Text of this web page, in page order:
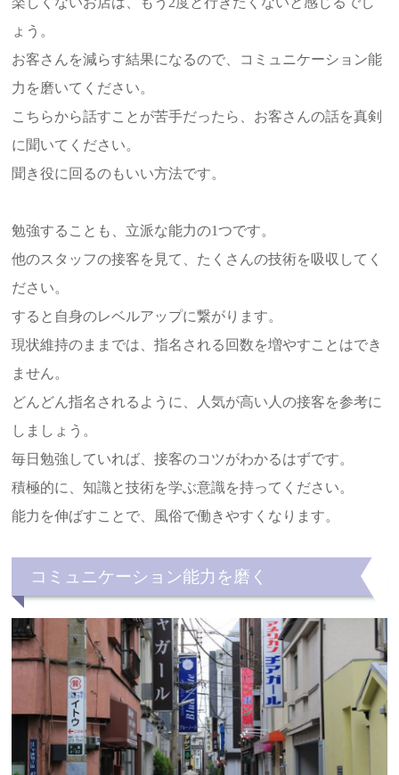
ょう。
お客さんを減らす結果になるので、コミュニケーション能
力を磨いてください。
こちらから話すことが苦手だったら、お客さんの話を真剣
に聞いてください。
聞き役に回るのもいい方法です。
勉強することも、立派な能力の1つです。
他のスタッフの接客を見て、たくさんの技術を吸収してく
ださい。
すると自身のレベルアップに繋がります。
現状維持のままでは、指名される回数を増やすことはでき
ません。
どんどん指名されるように、人気が高い人の接客を参考に
しましょう。
毎日勉強していれば、接客のコツがわかるはずです。
積極的に、知識と技術を学ぶ意識を持ってください。
能力を伸ばすことで、風俗で働きやすくなります。
コミュニケーション能力を磨く